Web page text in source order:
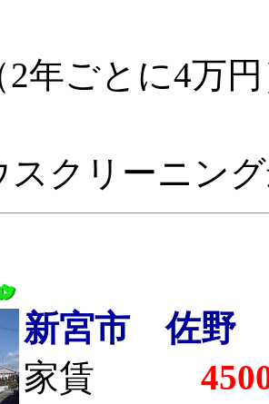
2年ごとに4万
スクリーニン
新宮市 佐野
家賃